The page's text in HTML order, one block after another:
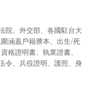
院、外交部、各國駐台大
涵蓋戶籍謄本、出生/死
格證明書、執業證書、
令、兵役證明、護照、身